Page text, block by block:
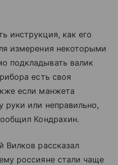
инструкция, как его
измерения некоторыми
подкладывать валик
есть своя
если манжета
руки или неправильно,
Кондрахин.
Вилков рассказал
россияне стали чаще